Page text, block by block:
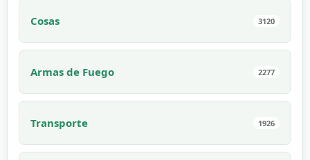
Cosas 3120
Armas de Fuego 2277
Transporte 1926